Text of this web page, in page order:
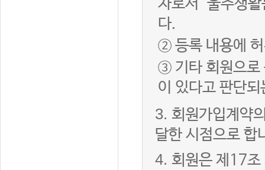
자로서 "울주생
다.
② 등록 내용에
③ 기타 회원으로
이 있다고 판단되
3. 회원가입계약
달한 시점으로 합
4. 회원은 제17조